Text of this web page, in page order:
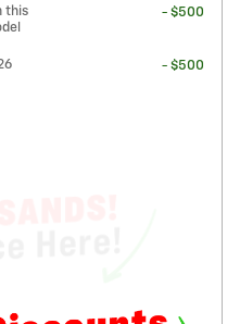
this
- $500
- $500